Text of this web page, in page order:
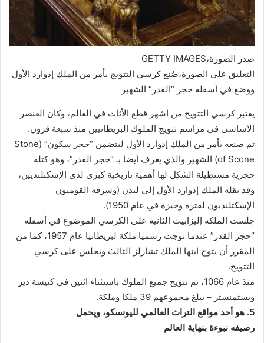
صدر الصورة،GETTY IMAGES
التعليق على الصورة،صُنع كرسي التتويج بأمر من الملك إدوارد الأول
ووضع في أسفله حجر “القدر” الشهير
يعتبر كرسي التتويج من أشهر قطع الأثاث في العالم، وكان العنصر
الأساسي في مراسم تتويج الملوك البريطانيين منذ سبعة قرون.
تم صنعه بأمر من الملك إدوارد الأول ليتضمن “حجر سكون” (Stone
of Scone) الشهير والذي يعرف أيضا بـ “حجر القدر”، وهو كتلة
حجرية مستطيلة الشكل لها أهمية تاريخية كبرى لدى الإسكتلنديين،
وقد نقله الملك إدوارد الأول إلى لندن (وسرقه القوميون
الإسكتلنديون لفترة وجيزة في عام 1950).
جلست الملكة إليزابيث الثانية على الكرسي الموضوع في أسفله
“حجر القدر” عندما توجت رسميا ملكة لبريطانيا عام 1957، كما من
المقرر أن يتوج ابنها الملك تشارلز الثالث ويجلس على كرسي
التتويج.
منذ عام 1066، تم تتويج جميع الملوك باستثناء اثنين في كنيسة دير
ويستمنستر – يبلغ مجموعهم 39 ملكا وملكة.
5. هو أحد مواقع التراث العالمي لليونسكو، ويحمل
رصيفه نبوءة بنهاية العالم